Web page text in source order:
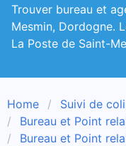
Trouver bureau et
Mesmin, Dordogne.
La Poste de Saint-
Home Suivi de
Bureau et Point
Bureau et Point